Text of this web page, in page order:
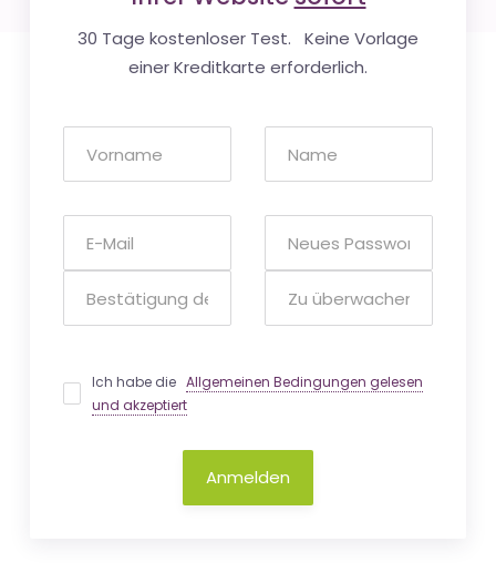
30 Tage kostenloser Test. Keine Vorlage
einer Kreditkarte erforderlich.
Ich habe dieAllgemeinen Bedingungen gelesen
und akzeptiert
Anmelden